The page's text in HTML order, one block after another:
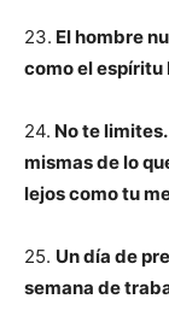
23. El hombre
como el espíritu
24. No te
mismas de lo
lejos como tu
25. Un día de
semana de